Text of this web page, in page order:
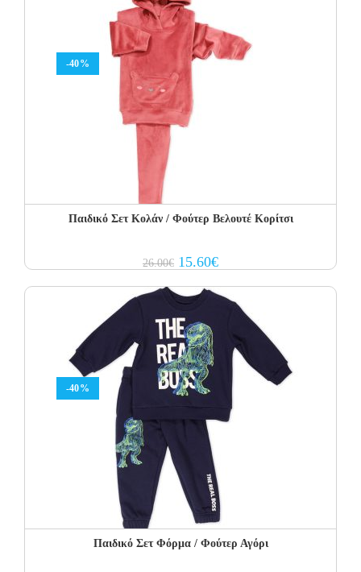
-40%
Παιδικό Σετ Κολάν / Φούτερ Βελουτέ Κορίτσι
26.00€ Original
price
26.00€.
15.60€Current
price
15.60€.
-40%
Παιδικό Σετ Φόρμα / Φούτερ Αγόρι